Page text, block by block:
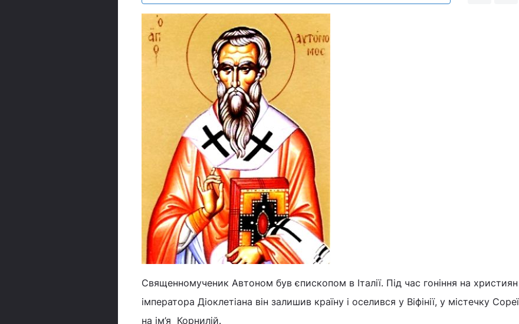
Священномученик Автоном був єпископом в Італії. Під час гоніння на християн
імператора Діоклетіана він залишив країну і оселився у Віфінії, у містечку
на ім’я Корнилій.